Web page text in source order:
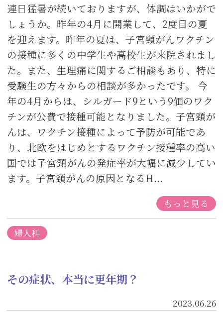
連日猛暑が続いておりますが、体調はいかがで
しょうか。昨年の4月に開業して、2度目の夏
を迎えます。昨年の夏は、子宮頸がんワクチン
の接種に多くの中学生や高校生が来院されまし
た。また、生理痛に関するご相談もあり、特に
受験生の方々からの相談が多かったです。 今
年の4月からは、シルガード9という9価のワク
チンが公費で接種可能となりました。子宮頸が
んは、ワクチン接種によって予防が可能であ
り、北欧をはじめとするワクチン接種率の高い
国では子宮頸がんの発症率が大幅に減少してい
ます。子宮頸がんの原因となるH...
もっと見る
婦人科
その症状、本当に更年期？
2023.06.26